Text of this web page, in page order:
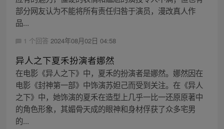
部分网友认为不能将所有责任归咎于演员，漫改真人作
品...
1 个回答 2024年08月02日 04:58
异人之下夏禾扮演者娜然
在电影《异人之下》中，夏禾的扮演者是娜然。娜然因在
电影《封神第一部》中饰演苏妲己而受到关注。在《异人
之下》中，她饰演的夏禾在造型上几乎一比一还原原著中
的角色形象，其媚骨天成的眼神和身材俘获了众多宅男
的...